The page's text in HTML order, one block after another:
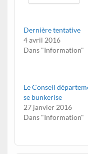
Dernière tentative
4 avril 2016
Dans "Information"
Le Conseil
se bunkerise
27 janvier 2016
Dans "Information"